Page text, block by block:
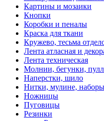
Картины и мозаики
Кнопки
Коробки и пеналы
Краска для ткани
Кружево, тесьма
Лента атласная и
Лента техническая
Молнии, бегунки,
Наперстки, шило
Нитки, мулине,
Ножницы
Пуговицы
Резинки